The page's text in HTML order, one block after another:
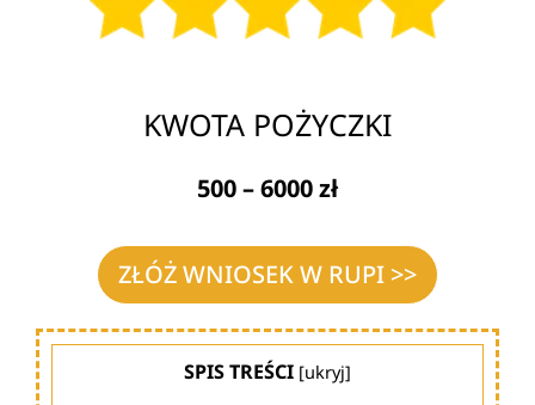
KWOTA POŻYCZKI
500 – 6000 zł
ZŁÓŻ WNIOSEK W RUPI >>
SPIS TREŚCI [ukryj]